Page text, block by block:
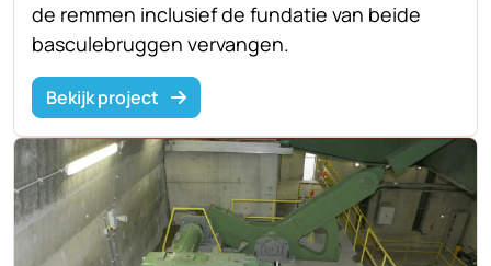
de remmen inclusief de fundatie van beide
basculebruggen vervangen.
Bekijk project